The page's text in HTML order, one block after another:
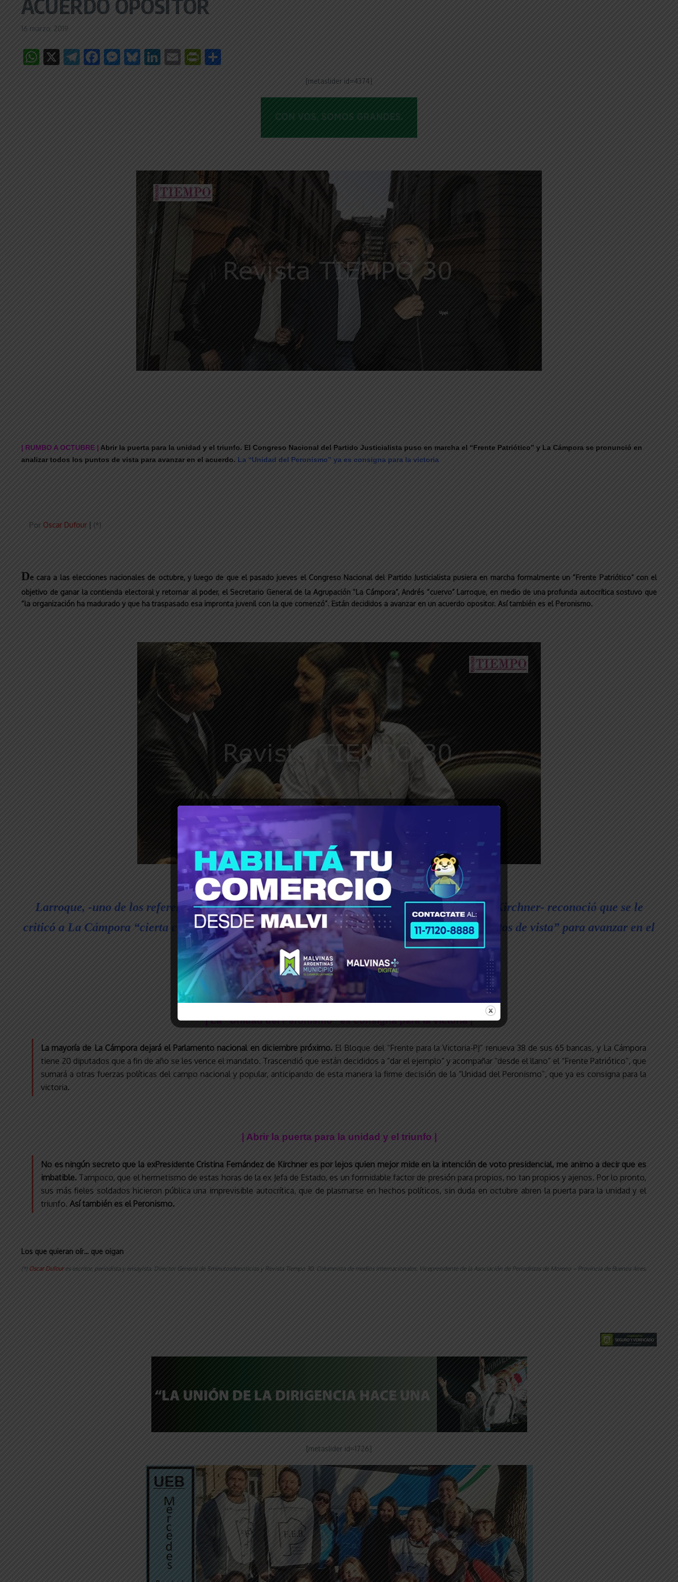
ACUERDO OPOSITOR
16 marzo, 2019
WhatsApp
X Telegram
Facebook
Messenger
Bluesky
LinkedIn
EmailPrintFriendly
[metaslider id=4374]
| RUMBO A OCTUBRE | Abrir la puerta para la unidad y el triunfo. El Congreso Nacional del Partido Justicialista puso en marcha el “Frente Patriótico” y La Cámpora se pronunció en
analizar todos los puntos de vista para avanzar en el acuerdo. La “Unidad del Peronismo” ya es consigna para la victoria
Por Oscar Dufour | (*)
De cara a las elecciones nacionales de octubre, y luego de que el pasado jueves el Congreso Nacional del Partido Justicialista pusiera en marcha formalmente un “Frente Patriótico”con el
objetivo de ganar la contienda electoral y retornar al poder, el Secretario General de la Agrupación “La Cámpora”, Andrés “cuervo” Larroque, en medio de una profunda autocrítica sostuvo que
“la organización ha madurado y que ha traspasado esa impronta juvenil con la que comenzó”. Están decididos a avanzar en un acuerdo opositor. Así también es el Peronismo.
_______
Larroque, -uno de los referentes de la organización política que lidera el Diputado Máximo Kirchner- reconoció que se le
criticó a La Cámpora “cierta cerrazón que ha tenido”.Se pronunció en analizar “todos los puntos de vista” para avanzar en el
acuerdo.
_______
| La “Unidad del Peronismo” es consigna para la victoria |
La mayoría de La Cámpora dejará el Parlamento nacional en diciembre próximo. El Bloque del “Frente para la Victoria-PJ” renueva 38 de sus 65 bancas, y La Cámpora
tiene 20 diputados que a fin de año se les vence el mandato. Trascendió que están decididos a “dar el ejemplo” y acompañar “desde el llano” el “Frente Patriótico”, que
sumará a otras fuerzas políticas del campo nacional y popular, anticipando de esta manera la firme decisión de la “Unidad del Peronismo”, que ya es consigna para la
victoria.
| Abrir la puerta para la unidad y el triunfo |
No es ningún secreto que la exPresidente Cristina Fernández de Kirchner es por lejos quien mejor mide en la intención de voto presidencial, me animo a decir que es
imbatible. Tampoco, que el hermetismo de estas horas de la ex Jefa de Estado, es un formidable factor de presión para propios, no tan propios y ajenos. Por lo pronto,
sus más fieles soldados hicieron pública una imprevisible autocrítica, que de plasmarse en hechos políticos, sin duda en octubre abren la puerta para la unidad y el
triunfo. Así también es el Peronismo.
Los que quieran oír… que oigan
(*) Oscar Dufoures escritor, periodista y ensayista. Director General de 5minutosdenoticias y Revista Tiempo 30. Columnista de medios internacionales. Vicepresidente de la Asociación de Periodistas de Moreno – Provincia de Buenos Aires.
[metaslider id=1726]